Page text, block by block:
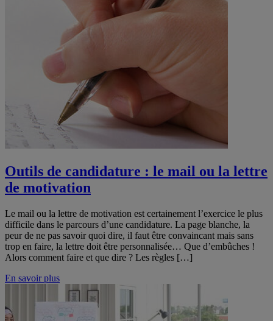
Outils de candidature : le mail ou la lettre
de motivation
Le mail ou la lettre de motivation est certainement l’exercice le plus
difficile dans le parcours d’une candidature. La page blanche, la
peur de ne pas savoir quoi dire, il faut être convaincant mais sans
trop en faire, la lettre doit être personnalisée… Que d’embûches !
Alors comment faire et que dire ? Les règles […]
En savoir plus